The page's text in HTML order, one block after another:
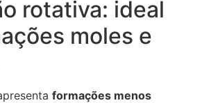
rotativa: ideal
moles e
formações menos